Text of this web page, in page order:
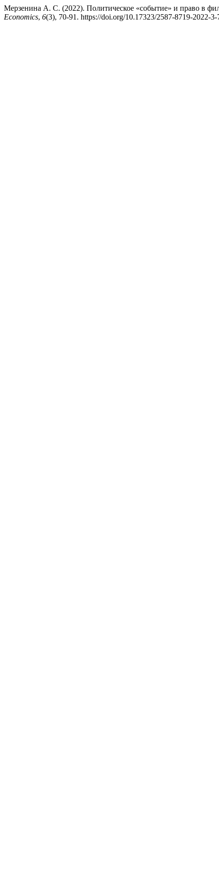
Мерзенина А. С. (2022). Политическое «событие» и право в
Economics, 6(3), 70-91. https://doi.org/10.17323/2587-8719-2022-3-